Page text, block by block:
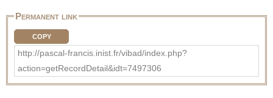
Permanent link
COPY
http://pascal-francis.inist.fr/vibad/index.php?
action=getRecordDetail&idt=7497306